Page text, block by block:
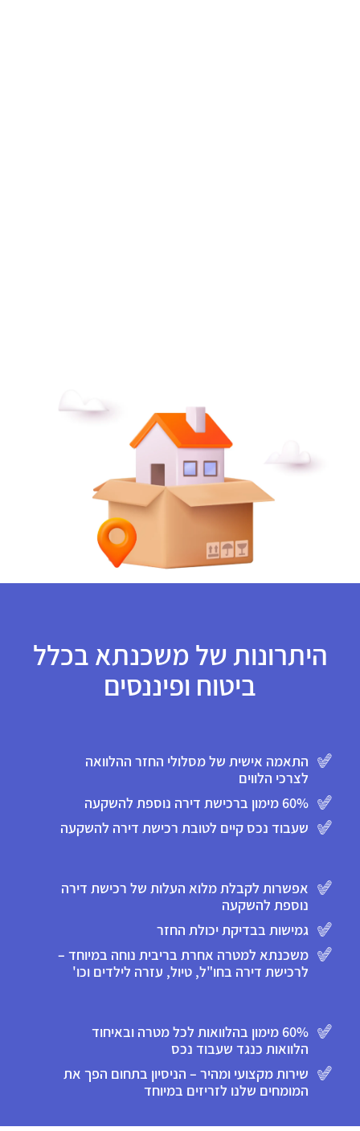
היתרונות של משכנתא בכלל
ביטוח ופיננסים
התאמה אישית של מסלולי החזר ההלוואה
לצרכי הלווים
60% מימון ברכישת דירה נוספת להשקעה
שעבוד נכס קיים לטובת רכישת דירה להשקעה
אפשרות לקבלת מלוא העלות של רכישת דירה
נוספת להשקעה
גמישות בבדיקת יכולת החזר
משכנתא למטרה אחרת בריבית נוחה במיוחד –
לרכישת דירה בחו"ל, טיול, עזרה לילדים וכו'
60% מימון בהלוואות לכל מטרה ובאיחוד
הלוואות כנגד שעבוד נכס
שירות מקצועי ומהיר – הניסיון בתחום הפך את
המומחים שלנו לזריזים במיוחד